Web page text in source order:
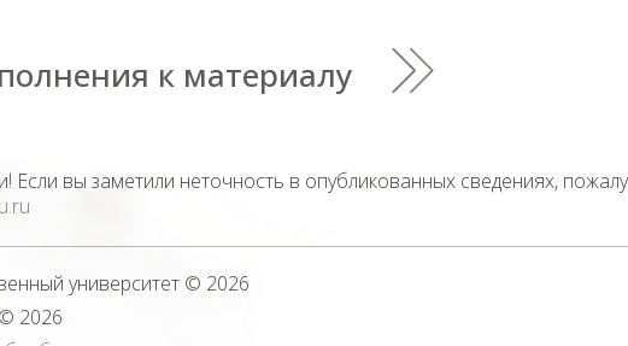
к материалу
2026
Если вы заметили неточность в опубликованных сведениях,
университет © 2026